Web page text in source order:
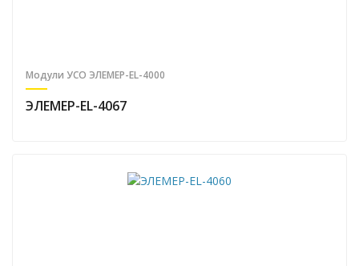
Модули УСО ЭЛЕМЕР-EL-4000
ЭЛЕМЕР-EL-4067